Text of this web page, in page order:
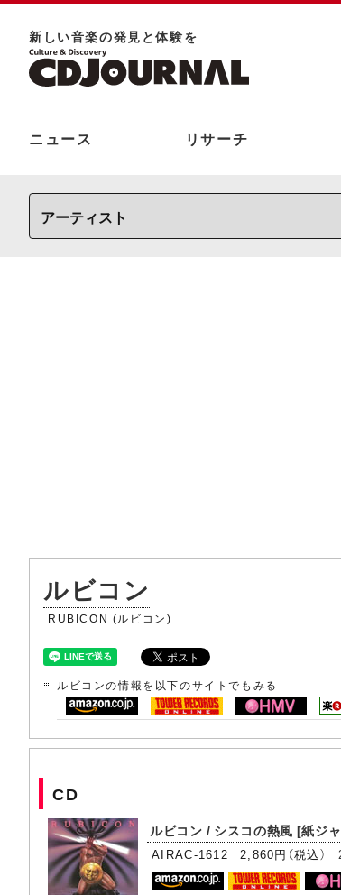
新しい⾳楽の発⾒と体験を
ニュース リサーチ
ルビコン
RUBICON (ルビコン)
ルビコンの情報を以下のサイトでもみる
CD
ルビコン / シスコの熱風 [紙ジ
AIRAC-1612 2,860円（税込）